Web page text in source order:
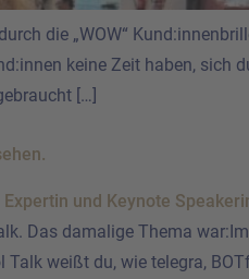
die „WOW“
keine Zeit haben,
[…]
Das damalige Thema
weißt du, wie telegra,